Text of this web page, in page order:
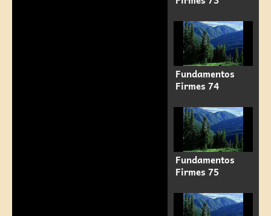
Fundamentos
Firmes 74
Fundamentos
Firmes 75